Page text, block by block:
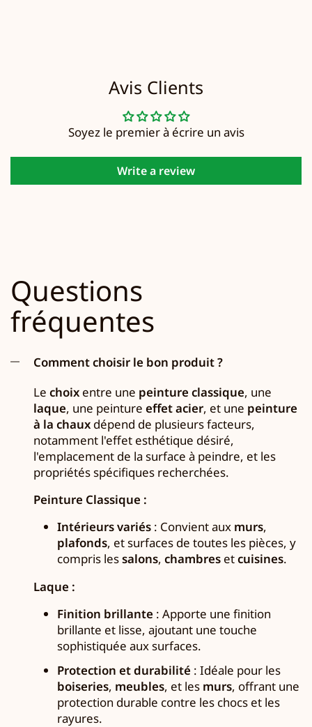
Avis Clients
Soyez le premier à écrire un avis
Write a review
Questions
fréquentes
Comment choisir le bon produit ?
Le choix entre une peinture classique, une
laque, une peinture effet acier, et une peinture
à la chaux dépend de plusieurs facteurs,
notamment l'effet esthétique désiré,
l'emplacement de la surface à peindre, et les
propriétés spécifiques recherchées.
Peinture Classique :
Intérieurs variés: Convient aux murs,
plafonds, et surfaces de toutes les pièces, y
compris lessalons, chambresetcuisines.
Laque :
Finition brillante : Apporte une finition
brillante et lisse, ajoutant une touche
sophistiquée aux surfaces.
Protection et durabilité : Idéale pour les
boiseries, meubles, et les murs, offrant une
protection durable contre les chocs et les
rayures.